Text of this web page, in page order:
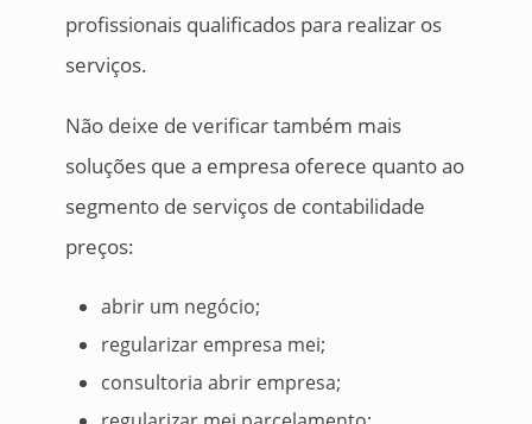
profissionais qualificados para realizar os
serviços.
Não deixe de verificar também mais
soluções que a empresa oferece quanto ao
segmento de serviços de contabilidade
preços:
abrir um negócio;
regularizar empresa mei;
consultoria abrir empresa;